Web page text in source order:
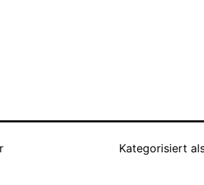
Kategorisiert